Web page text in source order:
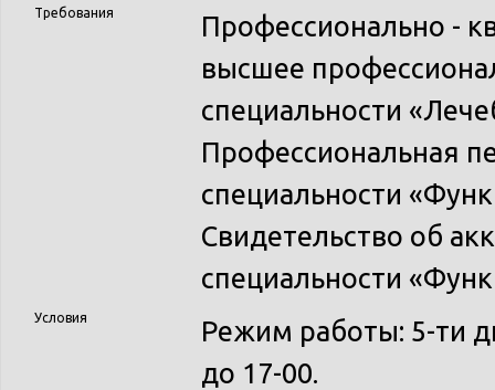
Требования
Профессионально -
высшее
специальности
Профессиональная
специальности
Свидетельство об
специальности
Условия
Режим работы: 5-ти
до 17-00.